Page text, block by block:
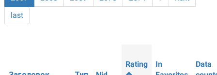
last
Rating
In
Data